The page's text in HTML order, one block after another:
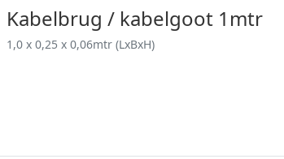
Kabelbrug / kabelgoot 1mtr
1,0 x 0,25 x 0,06mtr (LxBxH)